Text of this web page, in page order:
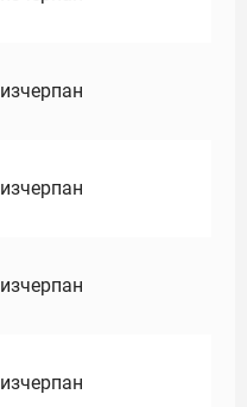
изчерпан
изчерпан
изчерпан
изчерпан